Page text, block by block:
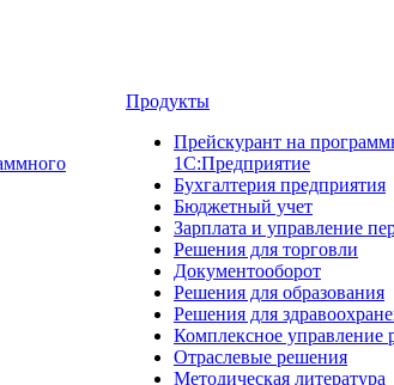
Продукты
Прейскурант на
1С:Предприятие
Бухгалтерия предприятия
Бюджетный учет
Зарплата и управление
Решения для торговли
Документооборот
Решения для образования
Решения для
Комплексное управление
Отраслевые решения
Методическая литература